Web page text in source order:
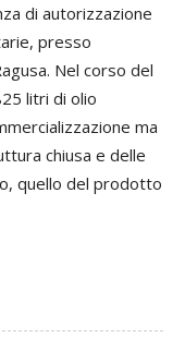
di autorizzazione
presso
Nel corso del
litri di olio
ma
chiusa e delle
quello del prodotto